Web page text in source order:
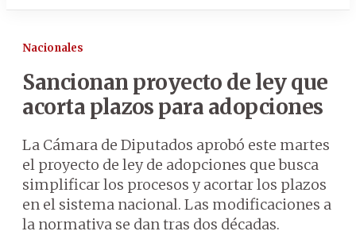
Nacionales
Sancionan proyecto de ley que
acorta plazos para adopciones
La Cámara de Diputados aprobó este martes
el proyecto de ley de adopciones que busca
simplificar los procesos y acortar los plazos
en el sistema nacional. Las modificaciones a
la normativa se dan tras dos décadas.